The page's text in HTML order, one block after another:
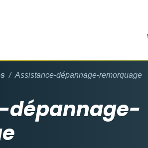
Assistance-dépannage-remorquage
dépannage-